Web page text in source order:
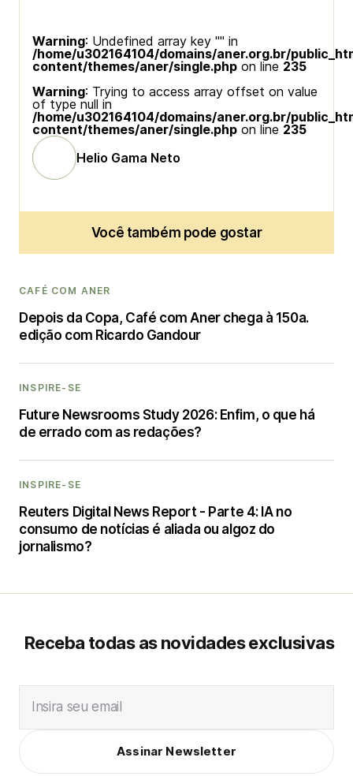
Warning: Undefined array key "" in
/home/u302164104/domains/aner.org.br/
content/themes/aner/single.php on line 235
Warning: Trying to access array offset on value
of type null in
/home/u302164104/domains/aner.org.br/
content/themes/aner/single.php on line 235
Helio Gama Neto
Você também pode gostar
CAFÉ COM ANER
Depois da Copa, Café com Aner chega à 150a.
edição com Ricardo Gandour
INSPIRE-SE
Future Newsrooms Study 2026: Enfim, o que há
de errado com as redações?
INSPIRE-SE
Reuters Digital News Report - Parte 4: IA no
consumo de notícias é aliada ou algoz do
jornalismo?
Receba todas as novidades exclusivas
Insira seu email
Assinar Newsletter